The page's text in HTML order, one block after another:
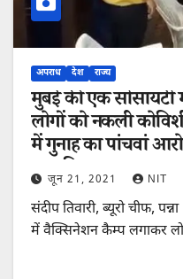
अपराध देश राज्य
मुंबई की एक
लोगों को नकली
में गुनाह का पांचवां
हुआ गिरफ्तार
जून 21, 2021 NIT
संदीप तिवारी, ब्यूरो चीफ,
में वैक्सिनेशन कैम्प लगाकर